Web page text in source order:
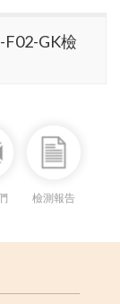
GK檢
檢測報告